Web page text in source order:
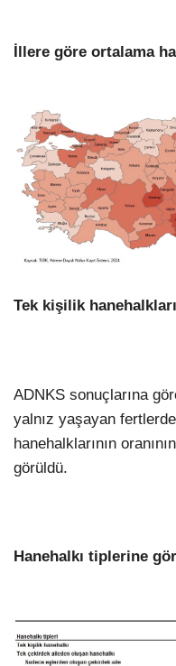
İllere göre ortalama
Tek kişilik
ADNKS sonuçlarına
yalnız yaşayan
hanehalklarının
görüldü.
Hanehalkı tiplerine